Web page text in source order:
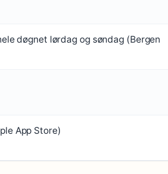
døgnet lørdag og søndag (Bergen
App Store)